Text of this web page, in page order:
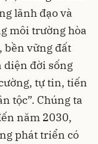
lãnh đạo và
môi trường hòa
vững đất
diện đời sống
tự tin, tiến
tộc”. Chúng ta
năm 2030,
phát triển có